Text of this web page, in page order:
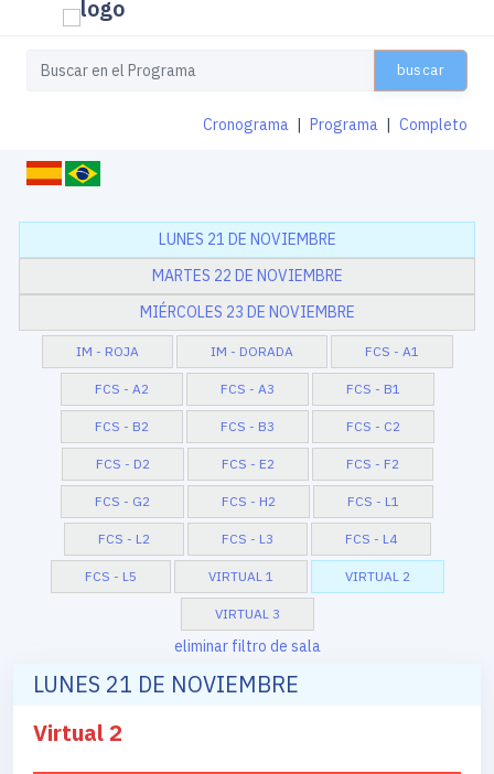
buscar
Cronograma | Programa | Completo
LUNES 21 DE NOVIEMBRE
MARTES 22 DE NOVIEMBRE
MIÉRCOLES 23 DE NOVIEMBRE
IM - ROJA IM - DORADA FCS - A1
FCS - A2 FCS - A3 FCS - B1
FCS - B2 FCS - B3 FCS - C2
FCS - D2 FCS - E2 FCS - F2
FCS - G2 FCS - H2 FCS - L1
FCS - L2 FCS - L3 FCS - L4
FCS - L5 VIRTUAL 1 VIRTUAL 2
VIRTUAL 3
eliminar filtro de sala
LUNES 21 DE NOVIEMBRE
Virtual 2